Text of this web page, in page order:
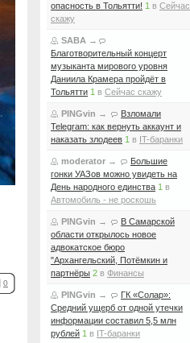
0
опасность в Тольятти! 1 в Сейчас
скажу
SABA →
Благотворительный концерт
музыканта мирового уровня
Даниила Крамера пройдёт в
Тольятти 1 в Сейчас скажу
PINGvin →
Взломали
Telegram: как вернуть аккаунт и
наказать злодеев 1 в IT-баранки
moderator →
Большие
гонки УАЗов можно увидеть на
День народного единства 1 в
Автомобиль - не роскошь
PINGvin →
В Самарской
области открылось новое
адвокатское бюро
"Архангельский, Потёмкин и
партнёры 2 в Финансы
PINGvin →
ГК «Солар»:
Средний ущерб от одной утечки
информации составил 5,5 млн
рублей 1 в IT-баранки